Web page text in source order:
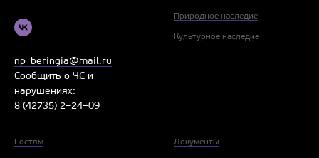
np_beringia@mail.ru
Сообщить о ЧС и
нарушениях:
8 (42735) 2−24−09
Природное наследие
Культурное наследие
Гостям Документы